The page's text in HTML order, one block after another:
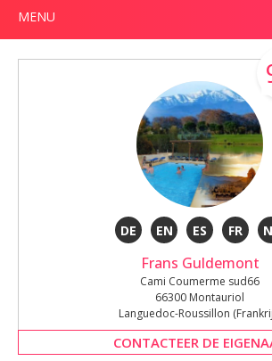
MENU
DE EN ES FR
Frans Guldemont
Cami Coumerme sud66
66300 Montauriol
Languedoc-Roussillon
CONTACTEER DE